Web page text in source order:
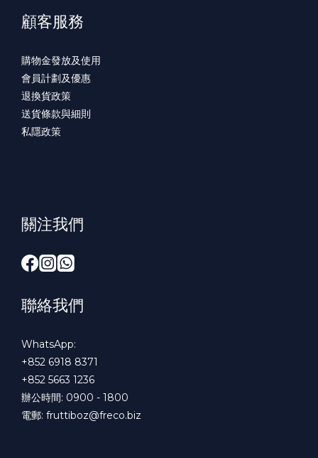
顧客服務
購物金發放及使用
會員計劃及優惠
退換貨政策
送貨條款與細則
私隱政策
關注我們
聯絡我們
WhatsApp:
+852 6918 8371
+852 5663 1236
辦公時間: 0900 - 1800
電郵: fruttiboz@freco.biz